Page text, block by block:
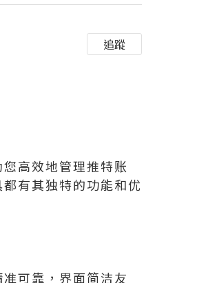
追蹤
高效地管理推特账
有其独特的功能和优
可靠，界面简洁友